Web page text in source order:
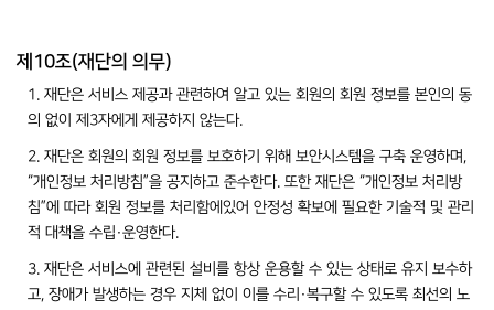
제10조(재단의 의무)
1. 재단은 서비스 제공과 관련하여 알고 있는 회원의 회원 정보를 본인의 동
의 없이 제3자에게 제공하지 않는다.
2. 재단은 회원의 회원 정보를 보호하기 위해 보안시스템을 구축 운영하며,
“개인정보 처리방침”을 공지하고 준수한다. 또한 재단은 “개인정보 처리방
침”에 따라 회원 정보를 처리함에있어 안정성 확보에 필요한 기술적 및 관리
적 대책을 수립·운영한다.
3. 재단은 서비스에 관련된 설비를 항상 운용할 수 있는 상태로 유지 보수하
고, 장애가 발생하는 경우 지체 없이 이를 수리·복구할 수 있도록 최선의 노